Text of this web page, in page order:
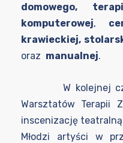
domowego,
komputerowej,
krawieckiej,
oraz manualnej.
W kolejnej
Warsztatów Terapii
inscenizację teatralną
Młodzi artyści w